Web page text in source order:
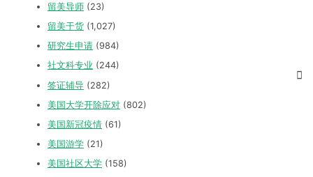
留美导师 (23)
留美干货 (1,027)
研究生申请 (984)
社文科专业 (244)
签证辅导 (282)
美国大学开除应对 (802)
美国新冠疫情 (61)
美国游学 (21)
美国社区大学 (158)